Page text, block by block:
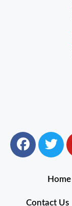
Home
Contact Us